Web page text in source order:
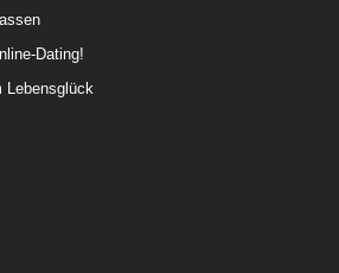
Dating!
Lebensglück